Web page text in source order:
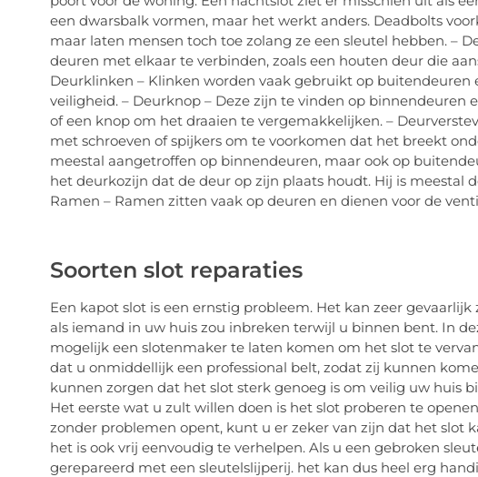
een dwarsbalk vormen, maar het werkt anders. Deadbolts
maar laten mensen toch toe zolang ze een sleutel hebben. –
deuren met elkaar te verbinden, zoals een houten deur die
Deurklinken – Klinken worden vaak gebruikt op buitendeuren
veiligheid. – Deurknop – Deze zijn te vinden op binnendeuren
of een knop om het draaien te vergemakkelijken. –
met schroeven of spijkers om te voorkomen dat het breekt
meestal aangetroffen op binnendeuren, maar ook op
het deurkozijn dat de deur op zijn plaats houdt. Hij is meestal
Ramen – Ramen zitten vaak op deuren en dienen voor de
Soorten slot reparaties
Een kapot slot is een ernstig probleem. Het kan zeer
als iemand in uw huis zou inbreken terwijl u binnen bent. In
mogelijk een slotenmaker te laten komen om het slot te
dat u onmiddellijk een professional belt, zodat zij kunnen
kunnen zorgen dat het slot sterk genoeg is om veilig uw huis
Het eerste wat u zult willen doen is het slot proberen te
zonder problemen opent, kunt u er zeker van zijn dat het slot
het is ook vrij eenvoudig te verhelpen. Als u een gebroken
gerepareerd met een sleutelslijperij. het kan dus heel erg